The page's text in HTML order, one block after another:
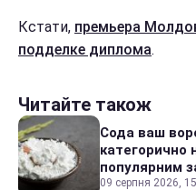
Кстати, премьера
подделке диплома.
Читайте також
Сода ваш
категорично
популярним
09 серпня 2026,